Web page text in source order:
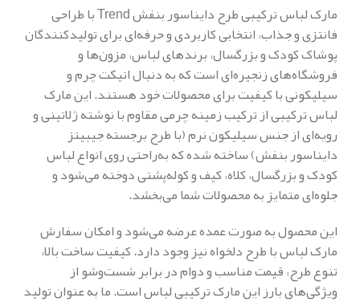
مارک لباس ترکیبی طرح دایناسور بنفش Trend با طراحی
فانتزی و جذاب، انتخابی کاربردی و حرفه‌ای برای تولیدکنندگان
پوشاک کودک و بزرگسال، برندهای لباس، مزون‌ها و
فروشگاه‌های زنجیره‌ای است که به دنبال اتیکت چرم و
سیلیکونی با کیفیت برای محصولات خود هستند. این مارک
لباس ترکیبی از ترکیب زمینه چرمی مقاوم با نوشته ژلاتینی و
رویه‌ای از جنس سیلیکون نرم (با طرح برجسته جیبیتز
دایناسور بنفش) ساخته شده که به‌راحتی روی انواع لباس
کودک و بزرگسال، کلاه، کیف و کوله‌پشتی دوخته می‌شود و
جلوه‌ای متمایز به محصولات شما می‌بخشد.
این محصول به صورت عمده عرضه می‌شود و امکان سفارش
مارک لباس با طرح دلخواه نیز وجود دارد. کیفیت ساخت بالا،
تنوع طرح، قیمت مناسب و دوام در برابر شست‌وشو از
ویژگی‌های بارز این مارک ترکیبی لباس است. ما به عنوان تولید